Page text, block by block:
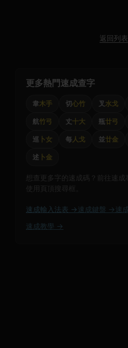
返回列表
更多熱門速成查字
韋木手 切心竹 叉 水戈
航竹弓 丈十大 瓶廿弓
巡 卜女 每人戈 並廿金
述 卜金
想查更多字的速成碼？前往速
使用頁頂搜尋框。
速成輸入法表 → 速成鍵盤 → 速
速成教學 →